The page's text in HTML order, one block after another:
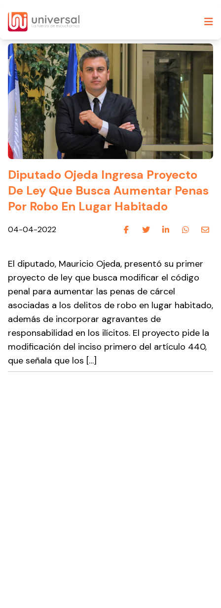
Diputado Ojeda Ingresa Proyecto
De Ley Que Busca Aumentar Penas
Por Robo En Lugar Habitado
04-04-2022
El diputado, Mauricio Ojeda, presentó su primer
proyecto de ley que busca modificar el código
penal para aumentar las penas de cárcel
asociadas a los delitos de robo en lugar habitado,
además de incorporar agravantes de
responsabilidad en los ilícitos. El proyecto pide la
modificación del inciso primero del artículo 440,
que señala que los […]